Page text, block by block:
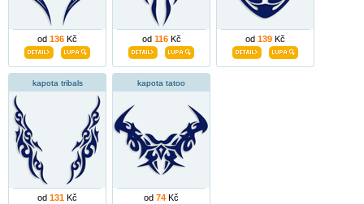
od 136 Kč od 116Kč od 139 Kč
kapota tribals
od 131 Kč
kapota tatoo
od 74 Kč